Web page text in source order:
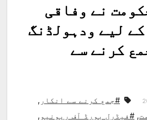
نے وفاقی
لیے ودہولڈنگ
کرنے سے
#جمع کرنے سے انکار ,
, #فیڈرل بورڈ آف ریونیو ,